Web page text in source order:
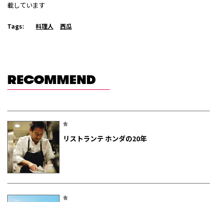
載しています
Tags: 料理人 西瓜
RECOMMEND
食
リストランテ ホンダの20年
食